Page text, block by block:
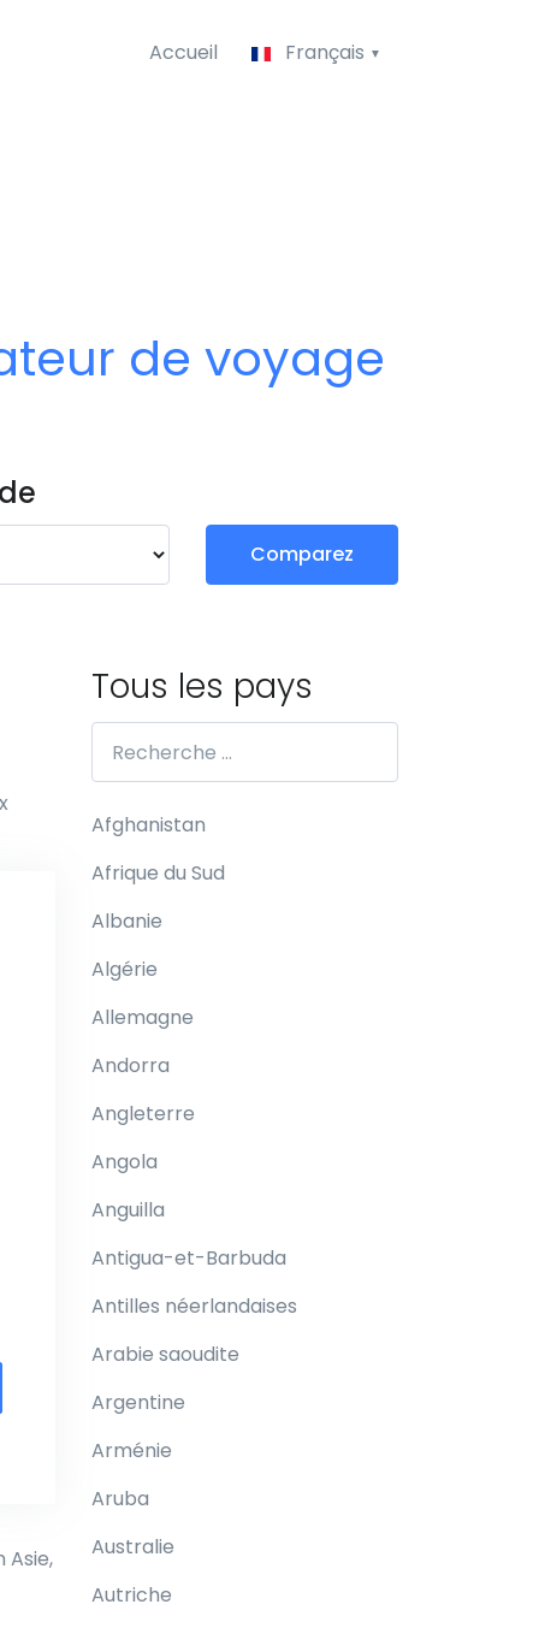
Accueil Français
de voyage
Comparez
Asie,
Tous les pays
Afghanistan
Afrique du Sud
Albanie
Algérie
Allemagne
Andorra
Angleterre
Angola
Anguilla
Antigua-et-Barbuda
Antilles néerlandaises
Arabie saoudite
Argentine
Arménie
Aruba
Australie
Autriche